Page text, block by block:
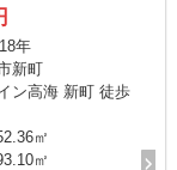
年
新町
ン高海 新町 徒歩
㎡
㎡